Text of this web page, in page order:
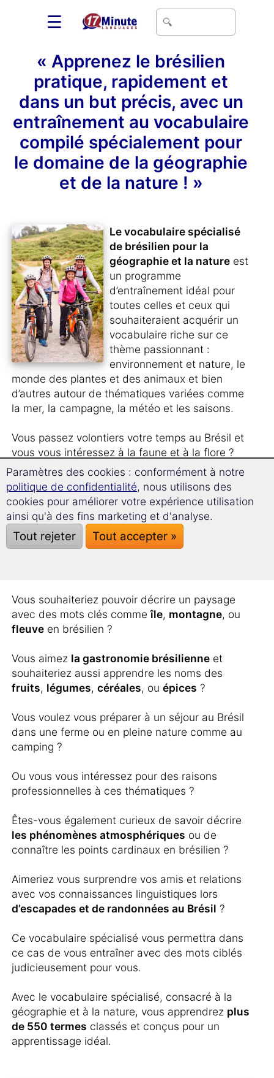
☰
« Apprenez le brésilien
pratique, rapidement et
dans un but précis, avec un
entraînement au vocabulaire
compilé spécialement pour
le domaine de la géographie
et de la nature ! »
Le vocabulaire spécialisé
de brésilien pour la
géographie et la nature est
un programme
d’entraînement idéal pour
toutes celles et ceux qui
souhaiteraient acquérir un
vocabulaire riche sur ce
thème passionnant :
environnement et nature, le
monde des plantes et des animaux et bien
d’autres autour de thématiques variées comme
la mer, la campagne, la météo et les saisons.
Vous passez volontiers votre temps au Brésil et
vous vous intéressez à la faune et à la flore ?
Cependant, vous souhaiteriez également
découvrirles dénominations des animaux et
des plantes en brésilien ?
Vous regardez volontiers des documentaires sur
la nature en version originale et avez en
Vous souhaiteriez pouvoir décrire un paysage
avec des mots clés commeîle, montagne, ou
fleuve en brésilien ?
Vous aimez la gastronomie brésilienne et
souhaiteriez aussi apprendre les noms des
fruits, légumes, céréales, ou épices ?
Vous voulez vous préparer à un séjour au Brésil
dans une ferme ou en pleine nature comme au
camping ?
Ou vous vous intéressez pour des raisons
professionnelles à ces thématiques ?
Êtes-vous également curieux de savoir décrire
les phénomènes atmosphériques ou de
connaître les points cardinaux en brésilien ?
Aimeriez vous surprendre vos amis et relations
avec vos connaissances linguistiques lors
d’escapades et de randonnées au Brésil ?
Ce vocabulaire spécialisé vous permettra dans
ce cas de vous entraîner avec des mots ciblés
judicieusement pour vous.
Avec le vocabulaire spécialisé, consacré à la
géographie et à la nature, vous apprendrez plus
de 550 termes classés et conçus pour un
apprentissage idéal.
Paramètres des cookies : conformément à notre
politique de confidentialité, nous utilisons des
cookies pour améliorer votre expérience utilisation
ainsi qu'à des fins marketing et d'analyse.
Tout rejeter Tout accepter »